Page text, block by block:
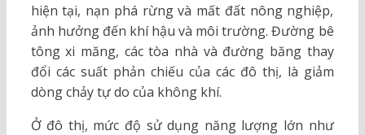
hiện tại, nạn phá rừng và mất đất nông nghiệp,
ảnh hưởng đến khí hậu và môi trường. Đường bê
tông xi măng, các tòa nhà và đường băng thay
đổi các suất phản chiếu của các đô thị, là giảm
dòng chảy tự do của không khí.
Ở đô thị, mức độ sử dụng năng lượng lớn như